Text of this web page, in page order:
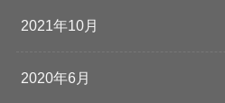
2021年10月
2020年6月